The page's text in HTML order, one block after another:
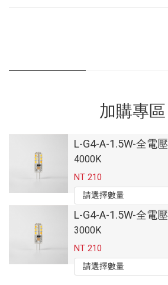
加購專區
L-G4-A-1.5W-全電壓
4000K
NT 210
L-G4-A-1.5W-全電壓
3000K
NT 210